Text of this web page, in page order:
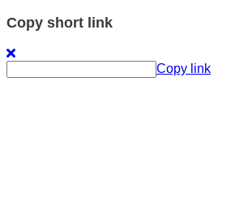
Copy short link
Copy link